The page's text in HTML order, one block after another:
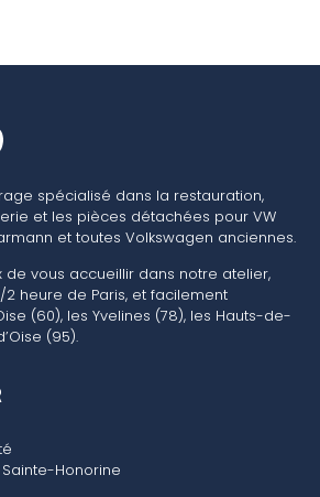
spécialisé dans la restauration,
et les pièces détachées pour VW
et toutes Volkswagen anciennes.
de vous accueillir dans notre atelier,
2 heure de Paris, et facilement
(60), les Yvelines (78), les Hauts-de-
(95).
Honorine